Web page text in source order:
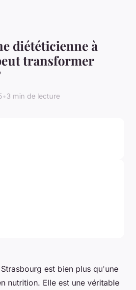
diététicienne à
transformer
•3 min de lecture
est bien plus qu'une
nutrition. Elle est une véritable